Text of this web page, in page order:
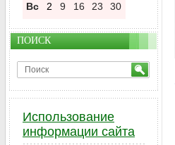
Вс 2 9 16 23 30
ПОИСК
Использование
информации сайта